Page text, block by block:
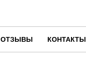
ОТЗЫВЫ КОНТАКТЫ